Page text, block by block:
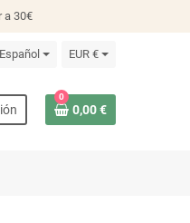
a 30€
EUR €
0
0,00 €